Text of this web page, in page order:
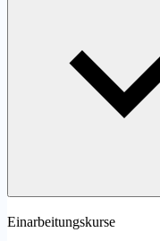
Einarbeitungskurse